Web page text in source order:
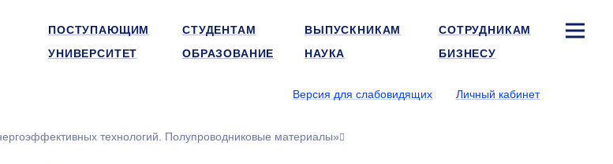
ПОСТУПАЮЩИМ СТУДЕНТАМ ВЫПУСКНИКАМ
СОТРУДНИКАМ
УНИВЕРСИТЕТ
ОБРАЗОВАНИЕ НАУКА БИЗНЕСУ
Версия для слабовидящих Личный кабинет
технологий. Полупроводниковые материалы»